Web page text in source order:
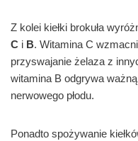
Z kolei kiełki brokuła
C i B. Witamina C
przyswajanie żelaza z
witamina B odgrywa
nerwowego płodu.
Ponadto spożywanie